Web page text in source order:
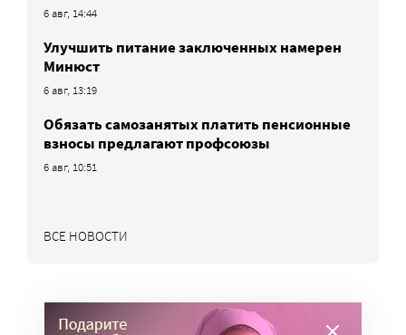
6 авг, 14:44
Улучшить питание заключенных намерен
Минюст
6 авг, 13:19
Обязать самозанятых платить пенсионные
взносы предлагают профсоюзы
6 авг, 10:51
ВСЕ НОВОСТИ